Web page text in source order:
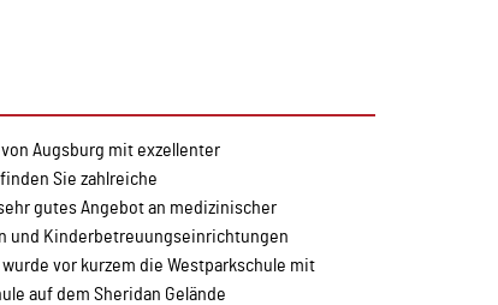
Augsburg mit exzellenter
Sie zahlreiche
gutes Angebot an medizinischer
und Kinderbetreuungseinrichtungen
vor kurzem die Westparkschule mit
auf dem Sheridan Gelände